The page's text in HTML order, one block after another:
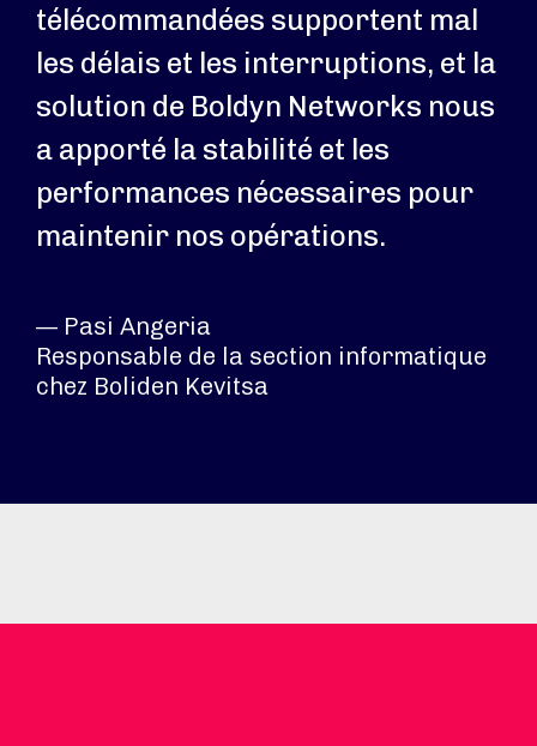
télécommandées supportent mal
les délais et les interruptions, et la
solution de Boldyn Networks nous
a apporté la stabilité et les
performances nécessaires pour
maintenir nos opérations.
— Pasi Angeria
Responsable de la section informatique
chez Boliden Kevitsa​